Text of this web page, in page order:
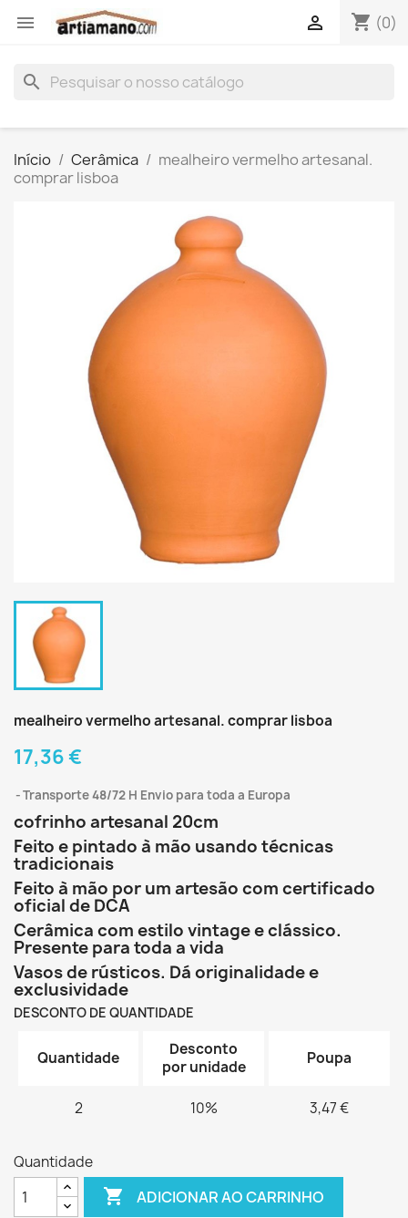
 shopping_cart (0)

search
Início Cerâmica
mealheiro vermelho artesanal.
comprar lisboa
mealheiro vermelho artesanal. comprar lisboa
17,36 €
Transporte 48/72 H Envio para toda a Europa
cofrinho artesanal 20cm
Feito e pintado à mão usando técnicas
tradicionais
Feito à mão por um artesão com certificado
oficial de DCA
Cerâmica com estilo vintage e clássico.
Presente para toda a vida
Vasos de rústicos. Dá originalidade e
exclusividade
DESCONTO DE QUANTIDADE
Quantidade
Desconto
por unidade
Poupa
2 10% 3,47 €
Quantidade
 ADICIONAR AO CARRINHO